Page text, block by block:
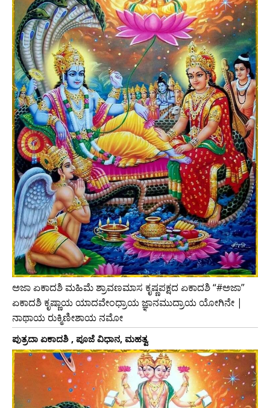
ಅಜಾ ಏಕಾದಶಿ ಮಹಿಮೆ ಶ್ರಾವಣಮಾಸ ಕೃಷ್ಣಪಕ್ಷದ ಏಕಾದಶಿ “#ಅಜಾ”
ಏಕಾದಶಿ ಕೃಷ್ಣಾಯ ಯಾದವೇಂಧ್ರಾಯ ಜ್ಞಾನಮುದ್ರಾಯ ಯೋಗಿನೇ |
ನಾಥಾಯ ರುಕ್ಮಿಣೀಶಾಯ ನಮೋ
ಪುತ್ರದಾ ಏಕಾದಶಿ , ಪೂಜೆ ವಿಧಾನ, ಮಹತ್ವ